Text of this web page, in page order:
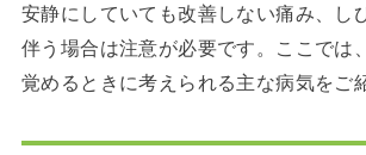
安静にしていても改善しない痛み、し
伴う場合は注意が必要です。ここでは
覚めるときに考えられる主な病気をご